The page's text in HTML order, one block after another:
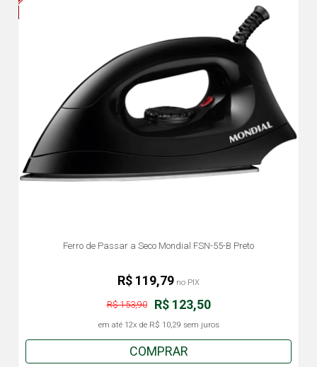
Ferro de Passar a Seco Mondial FSN-55-B Preto
R$ 123,50
R$ 153,90
em até 12x de R$ 10,29 sem juros
R$ 119,79 no PIX
COMPRAR